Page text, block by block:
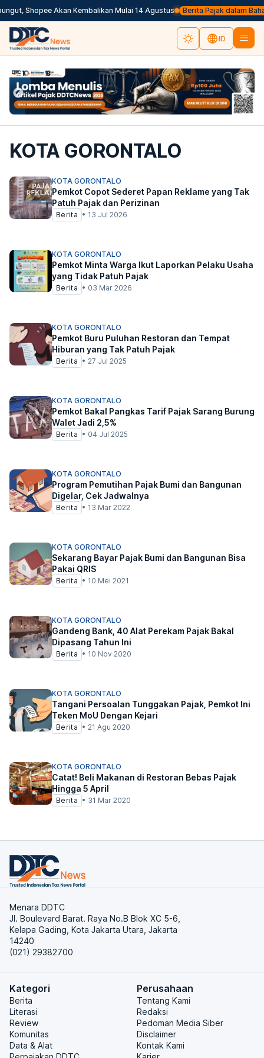
Shopee Akan Kembalikan Mulai 14 Agustus Berita Pajak dalam
ID
KOTA GORONTALO
KOTA GORONTALO
Pemkot Copot Sederet Papan Reklame yang Tak
Patuh Pajak dan Perizinan
Berita • 13 Jul 2026
KOTA GORONTALO
Pemkot Minta Warga Ikut Laporkan Pelaku Usaha
yang Tidak Patuh Pajak
Berita • 03 Mar 2026
KOTA GORONTALO
Pemkot Buru Puluhan Restoran dan Tempat
Hiburan yang Tak Patuh Pajak
Berita • 27 Jul 2025
KOTA GORONTALO
Pemkot Bakal Pangkas Tarif Pajak Sarang Burung
Walet Jadi 2,5%
Berita • 04 Jul 2025
KOTA GORONTALO
Program Pemutihan Pajak Bumi dan Bangunan
Digelar, Cek Jadwalnya
Berita • 13 Mar 2022
KOTA GORONTALO
Sekarang Bayar Pajak Bumi dan Bangunan Bisa
Pakai QRIS
Berita • 10 Mei 2021
KOTA GORONTALO
Gandeng Bank, 40 Alat Perekam Pajak Bakal
Dipasang Tahun Ini
Berita • 10 Nov 2020
KOTA GORONTALO
Tangani Persoalan Tunggakan Pajak, Pemkot Ini
Teken MoU Dengan Kejari
Berita • 21 Agu 2020
KOTA GORONTALO
Catat! Beli Makanan di Restoran Bebas Pajak
Hingga 5 April
Berita • 31 Mar 2020
Menara DDTC
Jl. Boulevard Barat. Raya No.B Blok XC 5-6,
Kelapa Gading, Kota Jakarta Utara, Jakarta
14240
(021) 29382700
Kategori
Berita
Literasi
Review
Komunitas
Data & Alat
Perusahaan
Tentang Kami
Redaksi
Pedoman Media Siber
Disclaimer
Kontak Kami